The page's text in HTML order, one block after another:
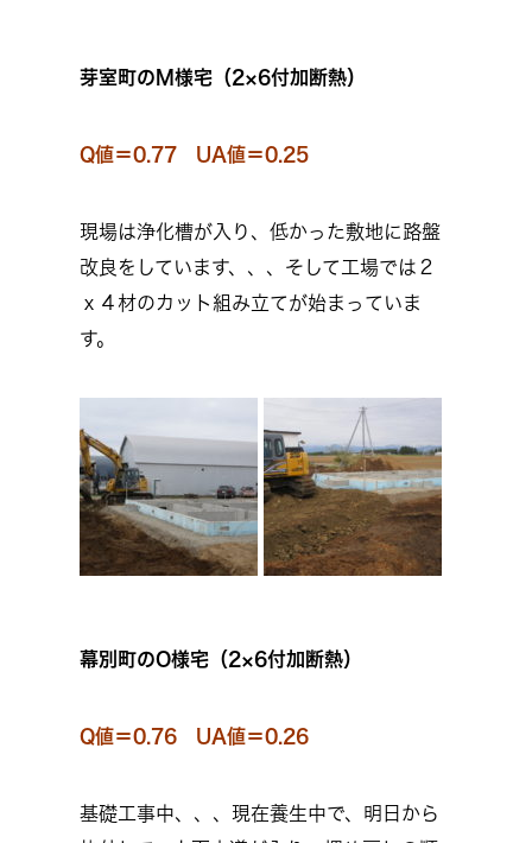
芽室町のM様宅（2×6付加断熱）
Q値＝0.77 UA値＝0.25
現場は浄化槽が入り、低かった敷地に路盤
改良をしています、、、そして工場では２
ｘ４材のカット組み立てが始まっていま
す。
幕別町のO様宅（2×6付加断熱）
Q値＝0.76 UA値＝0.26
基礎工事中、、、現在養生中で、明日から